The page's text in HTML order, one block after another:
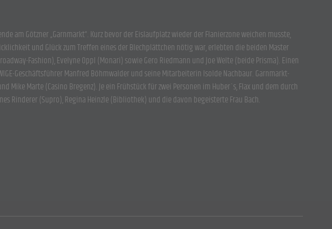
Götzner „Garnmarkt“. Kurz bevor der Eislaufplatz wieder der Flanierzone weichen musste,
und Glück zum Treffen eines der Blechplättchen nötig war, erlebten die beiden Master
Fashion), Evelyne Oppl (Monari) sowie Gero Riedmann und Joe Welte (beide Prisma). Einen
Geschäftsführer Manfred Böhmwalder und seine Mitarbeiterin Isolde Nachbaur. Garnmarkt-
Mike Marte (Casino Bregenz). Je ein Frühstück für zwei Personen im Huber`s, Flax und dem durch
Rinderer (Supro), Regina Heinzle (Bibliothek) und die davon begeisterte Frau Bach.